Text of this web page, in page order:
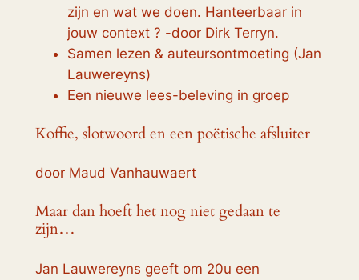
zijn en wat we doen. Hanteerbaar in
jouw context ? -door Dirk Terryn.
Samen lezen & auteursontmoeting (Jan
Lauwereyns)
Een nieuwe lees-beleving in groep
Koffie, slotwoord en een poëtische afsluiter
door Maud Vanhauwaert
Maar dan hoeft het nog niet gedaan te
zijn…
Jan Lauwereyns geeft om 20u een